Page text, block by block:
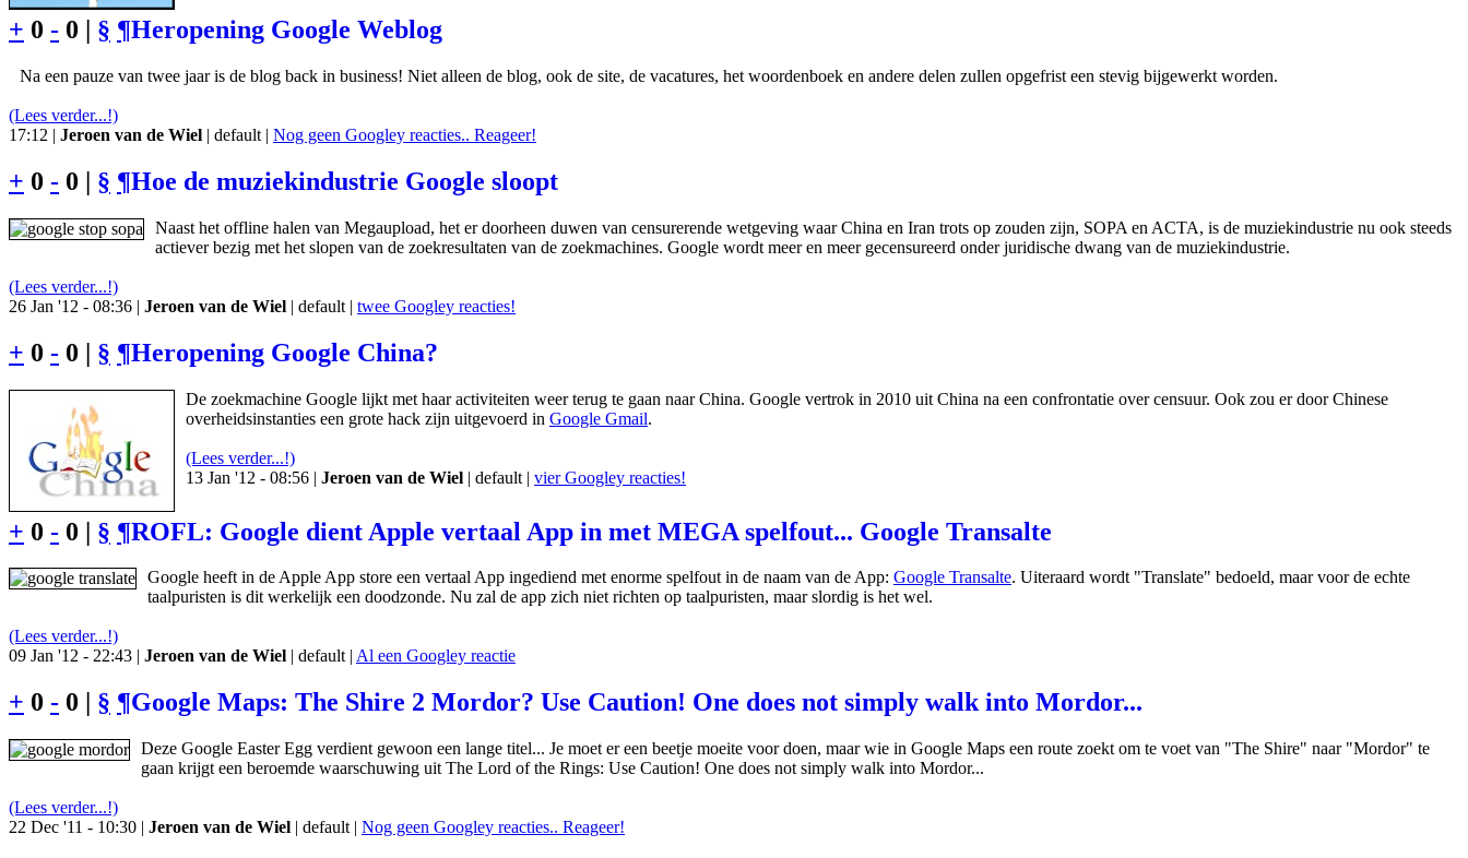
+ 0 - 0 | § ¶Heropening Google Weblog
Na een pauze van twee jaar is de blog back in business! Niet alleen de blog, ook de site, de vacatures, het woordenboek en andere delen zullen opgefrist een stevig bijgewerkt worden.
(Lees verder...!)
17:12 | Jeroen van de Wiel | default | Nog geen Googley reacties.. Reageer!
+ 0 - 0 | § ¶Hoe de muziekindustrie Google sloopt
Naast het offline halen van Megaupload, het er doorheen duwen van censurerende wetgeving waar China en Iran trots op zouden zijn, SOPA en ACTA, is de muziekindustrie nu ook steeds
actiever bezig met het slopen van de zoekresultaten van de zoekmachines. Google wordt meer en meer gecensureerd onder juridische dwang van de muziekindustrie.
(Lees verder...!)
26 Jan '12 - 08:36 | Jeroen van de Wiel | default | twee Googley reacties!
+ 0 - 0 | § ¶Heropening Google China?
De zoekmachine Google lijkt met haar activiteiten weer terug te gaan naar China. Google vertrok in 2010 uit China na een confrontatie over censuur. Ook zou er door Chinese
overheidsinstanties een grote hack zijn uitgevoerd in Google Gmail.
(Lees verder...!)
13 Jan '12 - 08:56 | Jeroen van de Wiel | default | vier Googley reacties!
+ 0 - 0 | § ¶ROFL: Google dient Apple vertaal App in met MEGA spelfout... Google Transalte
Google heeft in de Apple App store een vertaal App ingediend met enorme spelfout in de naam van de App: Google Transalte. Uiteraard wordt "Translate" bedoeld, maar voor de echte
taalpuristen is dit werkelijk een doodzonde. Nu zal de app zich niet richten op taalpuristen, maar slordig is het wel.
(Lees verder...!)
09 Jan '12 - 22:43 |
Jeroen van de Wiel | default | Al een Googley reactie
+ 0 - 0 | § ¶Google Maps: The Shire 2 Mordor? Use Caution! One does not simply walk into Mordor...
Deze Google Easter Egg verdient gewoon een lange titel... Je moet er een beetje moeite voor doen, maar wie in Google Maps een route zoekt om te voet van "The Shire" naar "Mordor" te
gaan krijgt een beroemde waarschuwing uit The Lord of the Rings: Use Caution! One does not simply walk into Mordor...
(Lees verder...!)
22 Dec '11 - 10:30 | Jeroen van de Wiel | default | Nog geen Googley reacties.. Reageer!